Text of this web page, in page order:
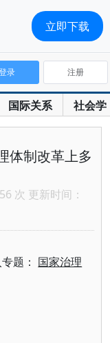
国际关系 社会学
录 注册
体制改革上多
次 更新时间：
题： 国家治理
立即下载